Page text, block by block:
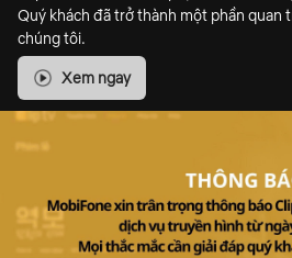
Quý khách đã trở thành một phần quan
chúng tôi.
Xem ngay